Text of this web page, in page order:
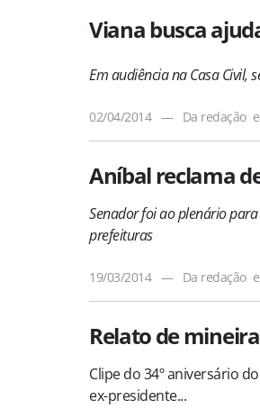
Viana busca
Em audiência na Casa Civil,
02/04/2014 — Da redação
Aníbal reclama
Senador foi ao plenário
prefeituras
19/03/2014 — Da redação
Relato de
Clipe do 34º aniversário
ex-presidente...